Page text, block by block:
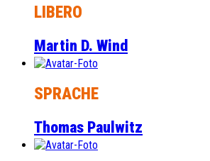
LIBERO
Martin D. Wind
SPRACHE
Thomas Paulwitz